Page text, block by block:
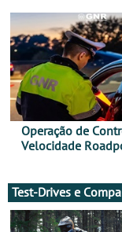
moto elétrica
Operação de
Velocidade
Test-Drives e